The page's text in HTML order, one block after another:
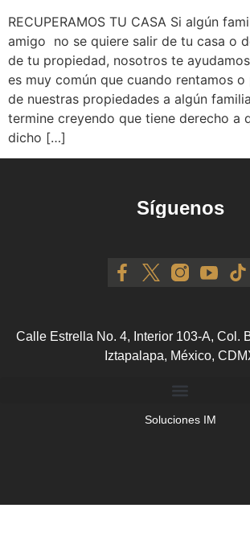
RECUPERAMOS TU CASA Si algún
amigo no se quiere salir de tu casa o
de tu propiedad, nosotros te
es muy común que cuando rentamos o
de nuestras propiedades a algún
termine creyendo que tiene derecho a
dicho […]
Síguenos
Calle Estrella No. 4, Interior 103-A, Col.
Iztapalapa, México,
Soluciones IM